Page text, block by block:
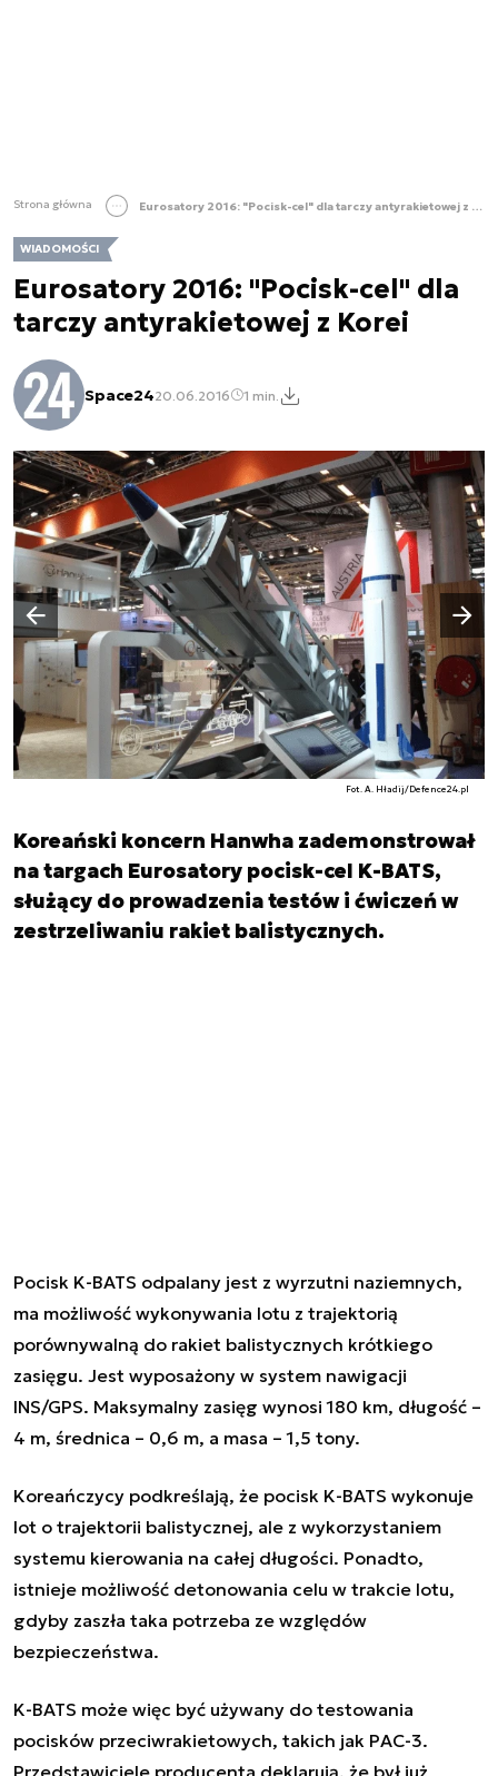
Strona główna Eurosatory 2016: "Pocisk-cel" dla tarczy antyrakietowej z Korei
WIADOMOŚCI
Eurosatory 2016: "Pocisk-cel" dla
tarczy antyrakietowej z Korei
Space2420.06.2016 1 min.
Fot. A. Hładij/Defence24.pl
Poprzedni slajd
Następny slajd
Koreański koncern Hanwha zademonstrował
na targach Eurosatory pocisk-cel K-BATS,
służący do prowadzenia testów i ćwiczeń w
zestrzeliwaniu rakiet balistycznych.
Pocisk K-BATS odpalany jest z wyrzutni naziemnych,
ma możliwość wykonywania lotu z trajektorią
porównywalną do rakiet balistycznych krótkiego
zasięgu. Jest wyposażony w system nawigacji
INS/GPS. Maksymalny zasięg wynosi 180 km, długość –
4 m, średnica – 0,6 m, a masa – 1,5 tony.
Koreańczycy podkreślają, że pocisk K-BATS wykonuje
lot o trajektorii balistycznej, ale z wykorzystaniem
systemu kierowania na całej długości. Ponadto,
istnieje możliwość detonowania celu w trakcie lotu,
gdyby zaszła taka potrzeba ze względów
bezpieczeństwa.
K-BATS może więc być używany do testowania
pocisków przeciwrakietowych, takich jak PAC-3.